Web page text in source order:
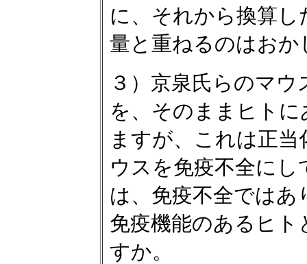
に、それから換算し
量と重ねるのはお
３）京泉氏らのマ
を、そのままヒト
ますが、これは正
ウスを免疫不全に
は、免疫不全では
免疫機能のあるヒ
すか。